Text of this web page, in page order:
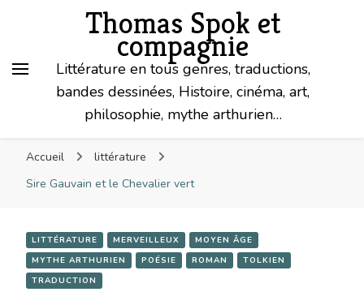
Thomas Spok et
compagnie
Littérature en tous genres, traductions,
bandes dessinées, Histoire, cinéma, art,
philosophie, mythe arthurien…
Accueil
littérature
Sire Gauvain et le Chevalier vert
LITTÉRATURE MERVEILLEUX
MOYEN ÂGE
MYTHE ARTHURIEN
POÉSIE ROMAN
TOLKIEN
TRADUCTION